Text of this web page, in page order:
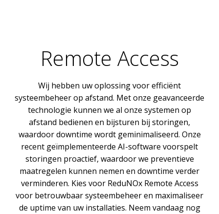
Remote Access
Wij hebben uw oplossing voor efficiënt
systeembeheer op afstand. Met onze geavanceerde
technologie kunnen we al onze systemen op
afstand bedienen en bijsturen bij storingen,
waardoor downtime wordt geminimaliseerd. Onze
recent geïmplementeerde AI-software voorspelt
storingen proactief, waardoor we preventieve
maatregelen kunnen nemen en downtime verder
verminderen. Kies voor ReduNOx Remote Access
voor betrouwbaar systeembeheer en maximaliseer
de uptime van uw installaties. Neem vandaag nog